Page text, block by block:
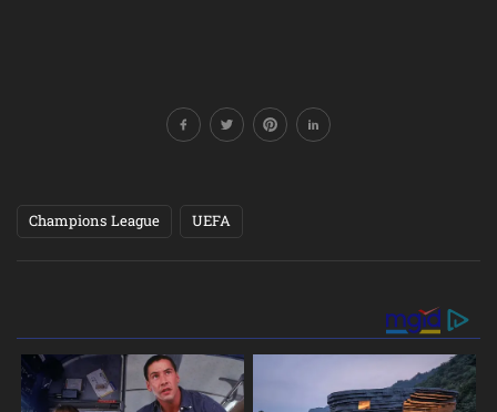
Champions League UEFA